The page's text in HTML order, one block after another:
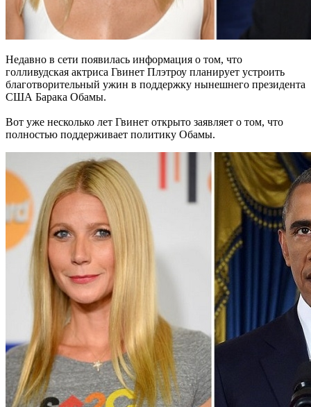
Недавно в сети появилась информация о том, что
голливудская актриса Гвинет Плэтроу планирует устроить
благотворительный ужин в поддержку нынешнего президента
США Барака Обамы.
Вот уже несколько лет Гвинет открыто заявляет о том, что
полностью поддерживает политику Обамы.